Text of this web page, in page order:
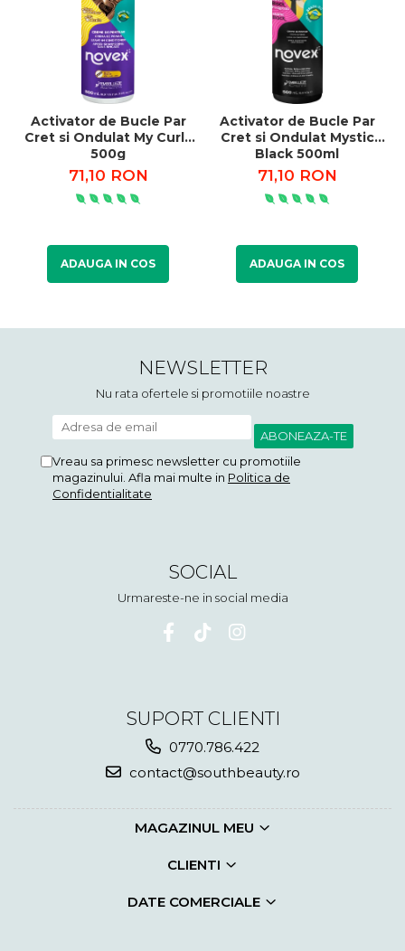
Activator de Bucle Par
Cret si Ondulat My Curls
500g
71,10 RON
ADAUGA IN COS
Activator de Bucle Par
Cret si Ondulat Mystic
Black 500ml
71,10 RON
ADAUGA IN COS
NEWSLETTER
Nu rata ofertele si promotiile noastre
Vreau sa primesc newsletter cu promotiile
magazinului. Afla mai multe in Politica de
Confidentialitate
SOCIAL
Urmareste-ne in social media
SUPORT CLIENTI
0770.786.422
contact@southbeauty.ro
MAGAZINUL MEU
CLIENTI
DATE COMERCIALE